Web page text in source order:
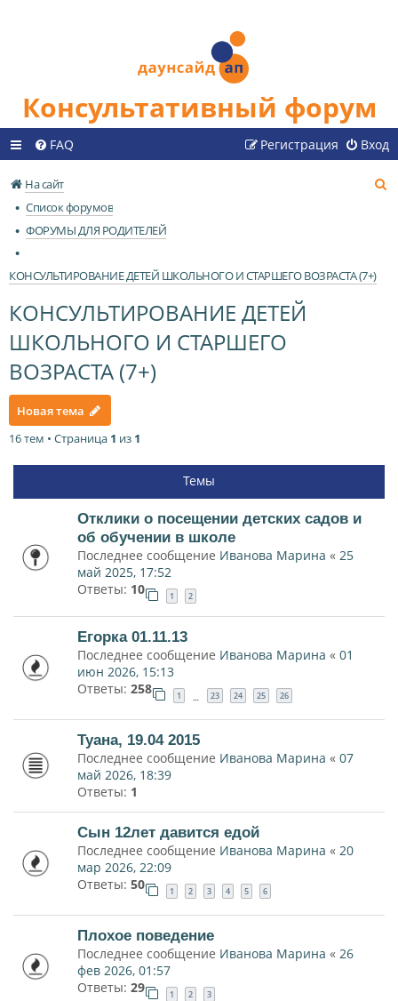
Консультативный форум
FAQ Вход
Регистрация
На сайт
Список форумов
ФОРУМЫ ДЛЯ РОДИТЕЛЕЙ
КОНСУЛЬТИРОВАНИЕ ДЕТЕЙ ШКОЛЬНОГО И СТАРШЕГО ВОЗРАСТА (7+)
КОНСУЛЬТИРОВАНИЕ ДЕТЕЙ
ШКОЛЬНОГО И СТАРШЕГО
ВОЗРАСТА (7+)
Новая тема
16 тем • Страница 1 из 1
Темы
Отклики о посещении детских садов и
об обучении в школе
Последнее сообщение Иванова Марина « 25
май 2025, 17:52
Ответы: 10 1 2
Егорка 01.11.13
Последнее сообщение Иванова Марина « 01
июн 2026, 15:13
Ответы: 258 1 … 23 24 25 26
Туана, 19.04 2015
Последнее сообщение Иванова Марина « 07
май 2026, 18:39
Ответы: 1
Сын 12лет давится едой
Последнее сообщение Иванова Марина « 20
мар 2026, 22:09
Ответы: 50 1 2 3 4 5 6
Плохое поведение
Последнее сообщение Иванова Марина « 26
фев 2026, 01:57
Ответы: 29 1 2 3